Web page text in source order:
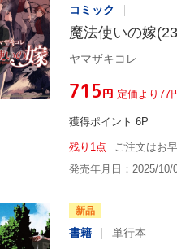
コミック
魔法使いの嫁
ヤマザキコレ
¥715円 定価より77
獲得ポイント 6P
残り1点
ご注文はお
発売年月日：2025/10/
新品
書籍 単行本